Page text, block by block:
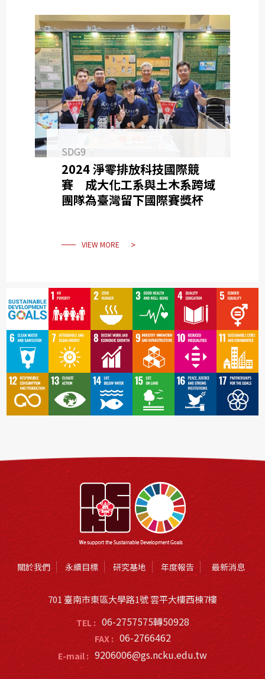
SDG9
2024 淨零排放科技國際競
賽 成大化工系與土木系跨域
團隊為臺灣留下國際賽獎杯
VIEW MORE
關於我們 永續目標 研究基地 年度報告 最新消息
701 臺南市東區大學路1號 雲平大樓西棟7樓
TEL : 06-2757575轉50928
FAX : 06-2766462
E-mail : 9206006@gs.ncku.edu.tw